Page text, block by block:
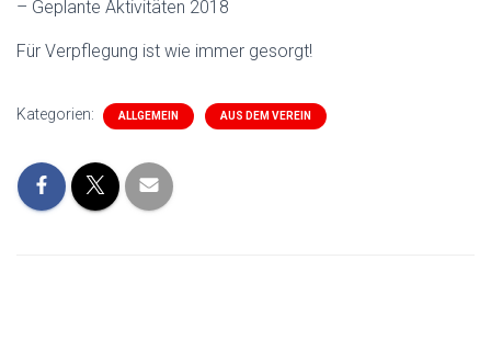
– Geplante Aktivitäten 2018
Für Verpflegung ist wie immer gesorgt!
Kategorien: ALLGEMEIN AUS DEM VEREIN